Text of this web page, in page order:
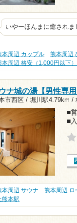
いやーほんまに癒され
本周辺 カップル 熊本周辺
本周辺 格安（1,000円以下）
ナ城の湯【男性専用
市西区 / 堀川駅4.79km /
■
■
本周辺 サウナ 熊本周辺 ロ
熊本駅